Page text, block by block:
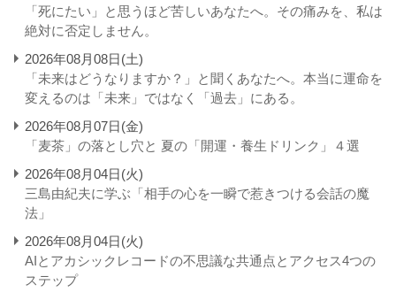
「死にたい」と思うほど苦しいあなたへ。その痛みを、私は
絶対に否定しません。
2026年08月08日(土)
「未来はどうなりますか？」と聞くあなたへ。本当に運命を
変えるのは「未来」ではなく「過去」にある。
2026年08月07日(金)
「麦茶」の落とし穴と 夏の「開運・養生ドリンク」４選
2026年08月04日(火)
三島由紀夫に学ぶ「相手の心を一瞬で惹きつける会話の魔
法」
2026年08月04日(火)
AIとアカシックレコードの不思議な共通点とアクセス4つの
ステップ